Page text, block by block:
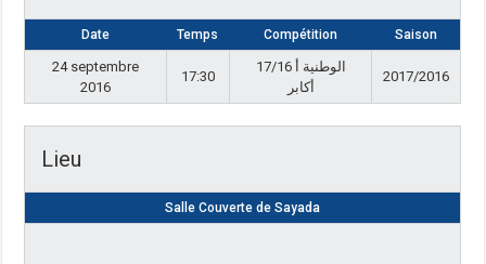
Date Temps Compétition Saison
24 septembre
2016
17:30
17/16 الوطنية أ
أكابر
2017/2016
Lieu
Salle Couverte de Sayada